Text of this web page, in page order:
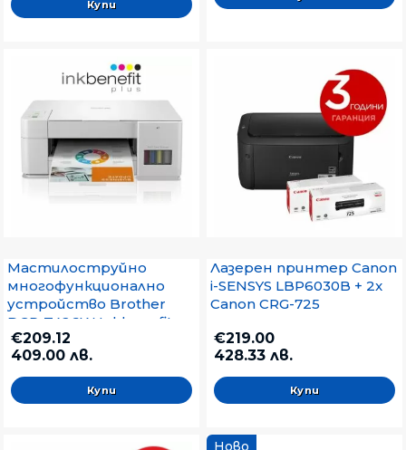
Мастилоструйно
многофункционално
устройство Brother
DCP-T426W Inkbenefit
Plus Multifunctional
€209.12
409.00 лв.
Лазерен принтер Canon
i-SENSYS LBP6030B + 2x
Canon CRG-725
€219.00
428.33 лв.
Ново